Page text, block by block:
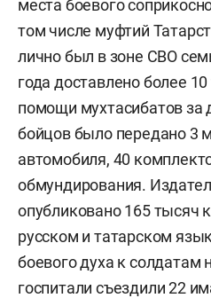
места боевого
том числе муфтий
лично был в зоне СВО
года доставлено более
помощи мухтасибатов за
бойцов было передано 3
автомобиля, 40
обмундирования.
опубликовано 165 тысяч
русском и татарском
боевого духа к солдатам
госпитали съездили 22